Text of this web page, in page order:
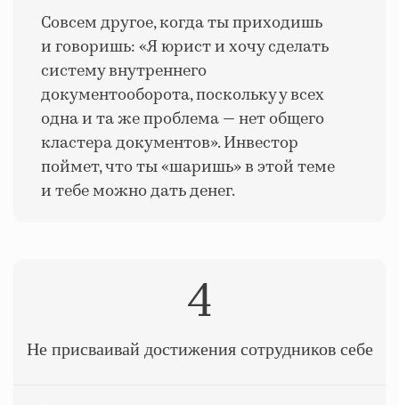
Совсем другое, когда ты приходишь
и говоришь: «Я юрист и хочу сделать
систему внутреннего
документооборота, поскольку у всех
одна и та же проблема — нет общего
кластера документов». Инвестор
поймет, что ты «шаришь» в этой теме
и тебе можно дать денег.
4
Не присваивай достижения сотрудников себе